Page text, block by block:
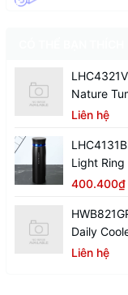
Nature
Liên hệ
Light
400.400₫
Daily
Liên hệ